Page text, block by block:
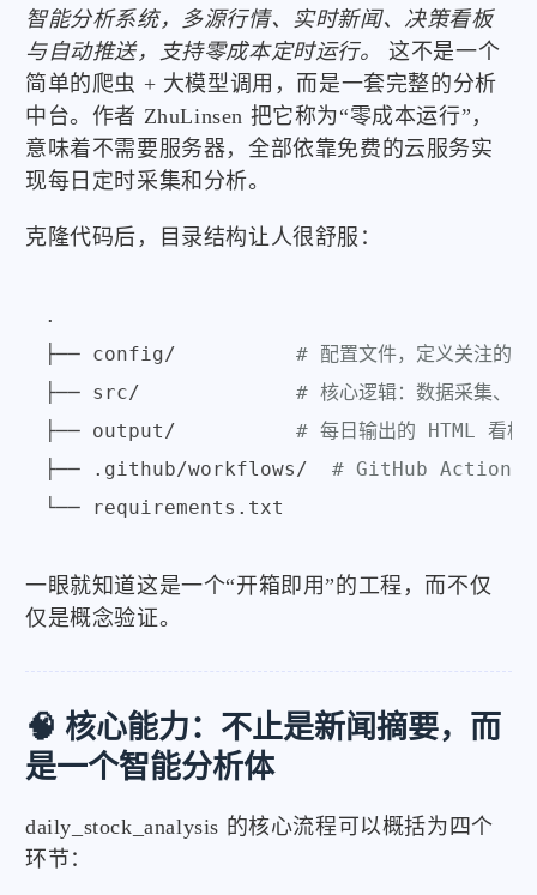
智能分析系统，多源行情、实时新闻、决策看板
与自动推送，支持零成本定时运行。
这不是一个
简单的爬虫 + 大模型调用，而是一套完整的分析
中台。作者 ZhuLinsen 把它称为“零成本运行”，
意味着不需要服务器，全部依靠免费的云服务实
现每日定时采集和分析。
克隆代码后，目录结构让人很舒服：
.
├── config/ # 配置文件，定义关注的
├── src/ # 核心逻辑：数据采集、
├── output/ # 每日输出的 HTML 看
├── .github/workflows/ # GitHub Actions
一眼就知道这是一个“开箱即用”的工程，而不仅
仅是概念验证。
🧠 核心能力：不止是新闻摘要，而
是一个智能分析体
daily_stock_analysis 的核心流程可以概括为四个
环节：